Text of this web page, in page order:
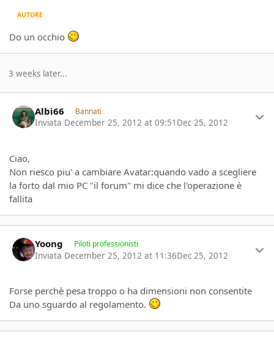
AUTORE
Do un occhio
3 weeks later...
Albi66 Bannati
Inviata December 25, 2012 at 09:51 Dec 25, 2012
Ciao,
Non riesco piu' a cambiare Avatar:quando vado a scegliere
la forto dal mio PC "il forum" mi dice che l'operazione è
fallita
Yoong Piloti professionisti
Inviata December 25, 2012 at 11:36Dec 25, 2012
Forse perchè pesa troppo o ha dimensioni non consentite
Da uno sguardo al regolamento.